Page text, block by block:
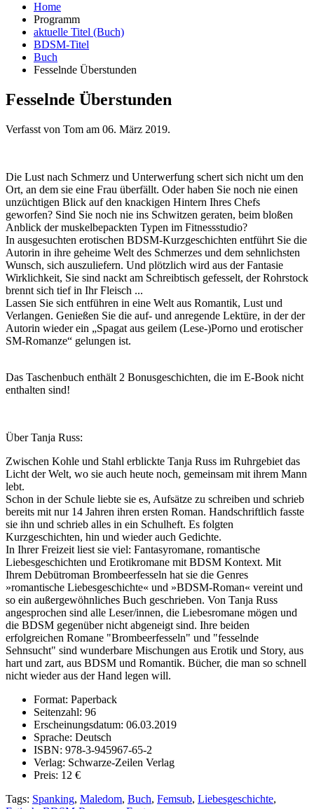
Home
Programm
aktuelle Titel (Buch)
BDSM-Titel
Buch
Fesselnde Überstunden
Fesselnde Überstunden
Verfasst von Tom am 06. März 2019.
Die Lust nach Schmerz und Unterwerfung schert sich nicht um den
Ort, an dem sie eine Frau überfällt. Oder haben Sie noch nie einen
unzüchtigen Blick auf den knackigen Hintern Ihres Chefs
geworfen? Sind Sie noch nie ins Schwitzen geraten, beim bloßen
Anblick der muskelbepackten Typen im Fitnessstudio?
In ausgesuchten erotischen BDSM-Kurzgeschichten entführt Sie die
Autorin in ihre geheime Welt des Schmerzes und dem sehnlichsten
Wunsch, sich auszuliefern. Und plötzlich wird aus der Fantasie
Wirklichkeit, Sie sind nackt am Schreibtisch gefesselt, der Rohrstock
brennt sich tief in Ihr Fleisch ...
Lassen Sie sich entführen in eine Welt aus Romantik, Lust und
Verlangen. Genießen Sie die auf- und anregende Lektüre, in der der
Autorin wieder ein „Spagat aus geilem (Lese-)Porno und erotischer
SM-Romanze“ gelungen ist.
Das Taschenbuch enthält 2 Bonusgeschichten, die im E-Book nicht
enthalten sind!
Über Tanja Russ:
Zwischen Kohle und Stahl erblickte Tanja Russ im Ruhrgebiet das
Licht der Welt, wo sie auch heute noch, gemeinsam mit ihrem Mann
lebt.
Schon in der Schule liebte sie es, Aufsätze zu schreiben und schrieb
bereits mit nur 14 Jahren ihren ersten Roman. Handschriftlich fasste
sie ihn und schrieb alles in ein Schulheft. Es folgten
Kurzgeschichten, hin und wieder auch Gedichte.
In Ihrer Freizeit liest sie viel: Fantasyromane, romantische
Liebesgeschichten und Erotikromane mit BDSM Kontext. Mit
Ihrem Debütroman Brombeerfesseln hat sie die Genres
»romantische Liebesgeschichte« und »BDSM-Roman« vereint und
so ein außergewöhnliches Buch geschrieben. Von Tanja Russ
angesprochen sind alle Leser/innen, die Liebesromane mögen und
die BDSM gegenüber nicht abgeneigt sind. Ihre beiden
erfolgreichen Romane "Brombeerfesseln" und "fesselnde
Sehnsucht" sind wunderbare Mischungen aus Erotik und Story, aus
hart und zart, aus BDSM und Romantik. Bücher, die man so schnell
nicht wieder aus der Hand legen will.
Format: Paperback
Seitenzahl: 96
Erscheinungsdatum: 06.03.2019
Sprache: Deutsch
ISBN: 978-3-945967-65-2
Verlag: Schwarze-Zeilen Verlag
Preis: 12 €
Tags: Spanking, Maledom, Buch, Femsub, Liebesgeschichte,